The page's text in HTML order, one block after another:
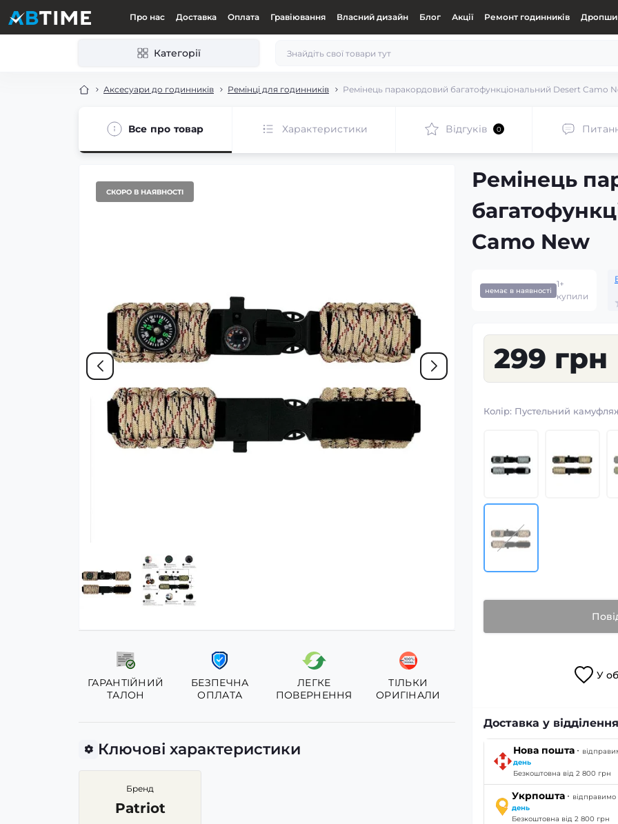
Про нас Доставка Оплата Гравіювання Власний дизайн Блог Акції Ремонт годинників
Категорії
Аксесуари до годинників Ремінці для годинників Ремінець паракордовий багатофункціональний Desert Camo
Все про товар Характеристики Відгуків 0
СКОРО В НАЯВНОСТІ
ГАРАНТІЙНИЙ
ТАЛОН
БЕЗПЕЧНА
ОПЛАТА
ЛЕГКЕ
ПОВЕРНЕННЯ
ТІЛЬКИ
ОРИГІНАЛИ
Ключові характеристики
Бренд
Patriot
Ремінець
Camo New
немає в наявності
1+
купили
299 грн
Колір: Пустельний
У
Доставка у
Нова пошта ·
день
Безкоштовна від 2 800 грн
Укрпошта · відправимо
день
Безкоштовна від 2 800 грн